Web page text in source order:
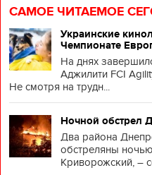
САМОЕ ЧИТАЕМОЕ
Украинские
Чемпионате
На днях
Аджилити FCI
Не смотря на трудн...
Ночной обстрел
Два района
обстреляны
Криворожский, –